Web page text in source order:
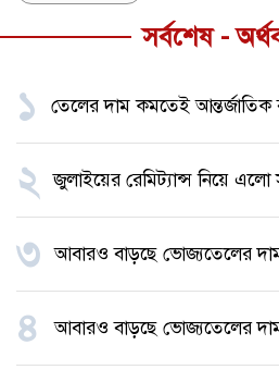
সর্বশেষ -
১ তেলের দাম কমতেই আন্তর্জাতিক
২ জুলাইয়ের রেমিট্যান্স নিয়ে
৩ আবারও বাড়ছে ভোজ্যতেলের
৪ আবারও বাড়ছে ভোজ্যতেলের